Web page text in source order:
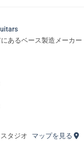
あるベース製造メーカー
タジオ マップを見る